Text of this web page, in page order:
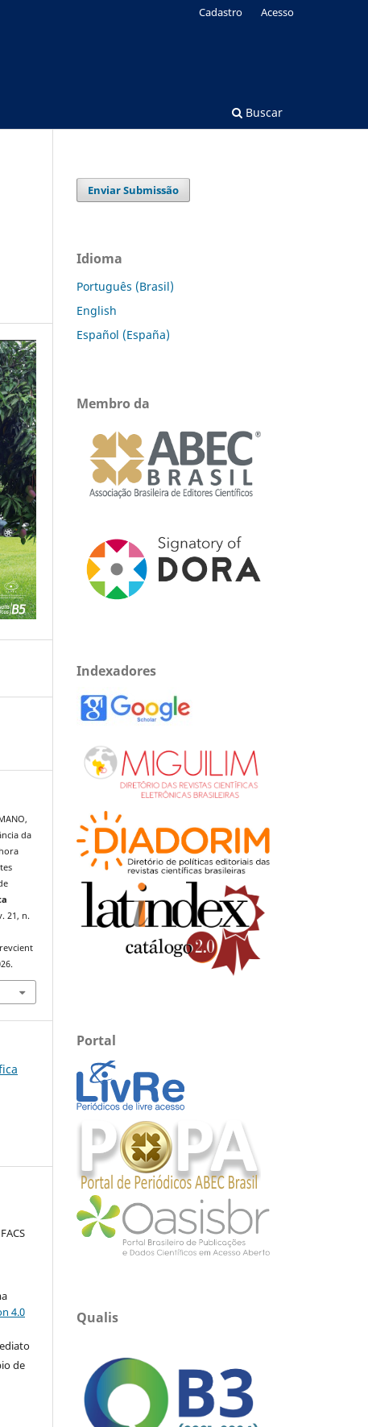
Buscar
Cadastro Acesso
da
21, n.
4.0
de
Enviar Submissão
Idioma
Português (Brasil)
English
Español (España)
Membro da
Indexadores
Portal
Qualis